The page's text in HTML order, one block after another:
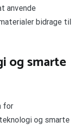
anvende
bidrage til
og smarte
for
og smarte